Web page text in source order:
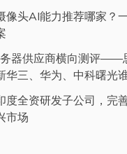
像头AI能力推荐哪家？
器供应商横向测评——
华三、华为、中科曙光
度全资研发子公司，完
市场